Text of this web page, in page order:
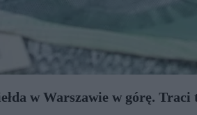
w Warszawie w górę.